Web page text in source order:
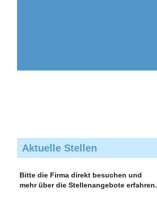
Aktuelle Stellen
Bitte die Firma direkt besuchen und
mehr über die Stellenangebote erfahren.